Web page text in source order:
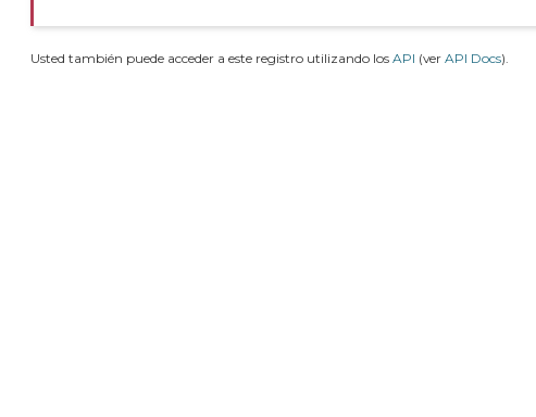
Usted también puede acceder a este registro utilizando los API (ver API Docs).